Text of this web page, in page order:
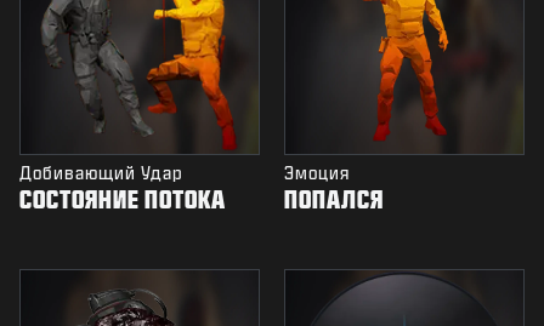
Добивающий Удар
СОСТОЯНИЕ ПОТОКА
Эмоция
ПОПАЛСЯ